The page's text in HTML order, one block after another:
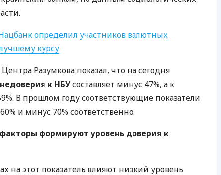
определил участников валютных
курсу
Разумкова показал, что на сегодня
к НБУсоставляет минус 47%, а к
В прошлом году соответствующие показатели
и минус 70% соответственно.
формируют уровень доверия к
на этот показатель влияют низкий уровень